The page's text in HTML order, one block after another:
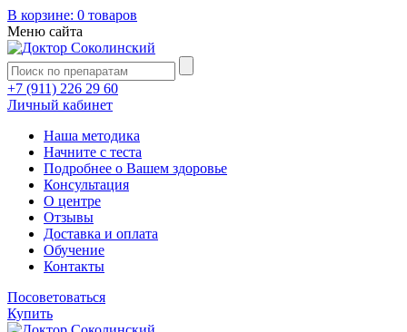
В корзине: 0 товаров
Меню сайта
+7 (911) 226 29 60
Личный кабинет
Наша методика
Начните с теста
Подробнее о Вашем здоровье
Консультация
О центре
Отзывы
Доставка и оплата
Обучение
Контакты
Посоветоваться
Купить